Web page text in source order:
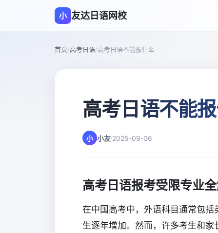
小 友达日语网校
首页/高考日语/高考日语不能报什么
高考日语不能
小 小友 2025-09-06
高考日语报考受限专业
在中国高考中，外语科目通常包
生逐年增加。然而，许多考生和